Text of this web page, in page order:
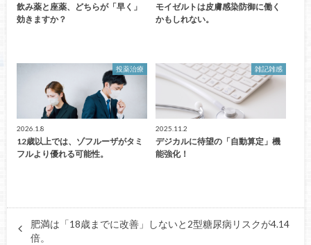
飲み薬と座薬、どちらが「早く」
効きますか？
モイゼルトは皮膚感染防御に働く
かもしれない。
投薬治療
2026.1.8
12歳以上では、ゾフルーザがタミ
フルより優れる可能性。
雑記雑感
2025.11.2
デジカルに待望の「自動算定」機
能強化！
肥満は「18歳までに改善」しないと2型糖尿病リスクが4.14
倍。